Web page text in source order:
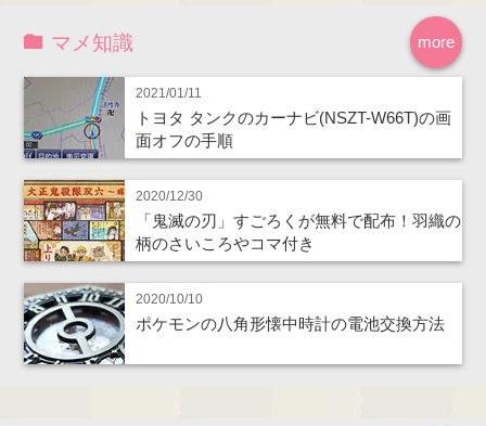
more
マメ知識
2021/01/11
トヨタ タンクのカーナビ(NSZT-W66T)の画
面オフの手順
2020/12/30
「鬼滅の刃」すごろくが無料で配布！羽織の
柄のさいころやコマ付き
2020/10/10
ポケモンの八角形懐中時計の電池交換方法